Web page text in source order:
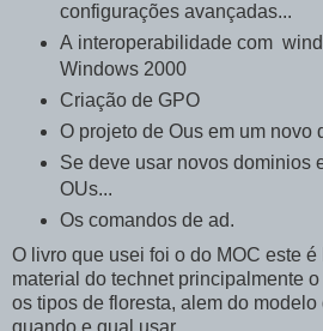
configurações avançadas...
A interoperabilidade com
Windows 2000
Criação de GPO
O projeto de Ous em um novo
Se deve usar novos dominios
OUs...
Os comandos de ad.
O livro que usei foi o do MOC este
material do technet principalmente
os tipos de floresta, alem do
quando e qual usar.